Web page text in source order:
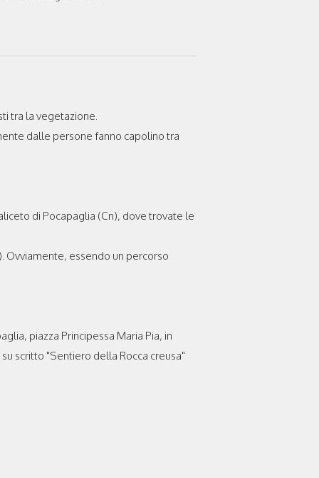
tra la vegetazione.
dalle persone fanno capolino tra
di Pocapaglia (Cn), dove trovate le
Ovviamente, essendo un percorso
piazza Principessa Maria Pia, in
scritto "Sentiero della Rocca creusa"